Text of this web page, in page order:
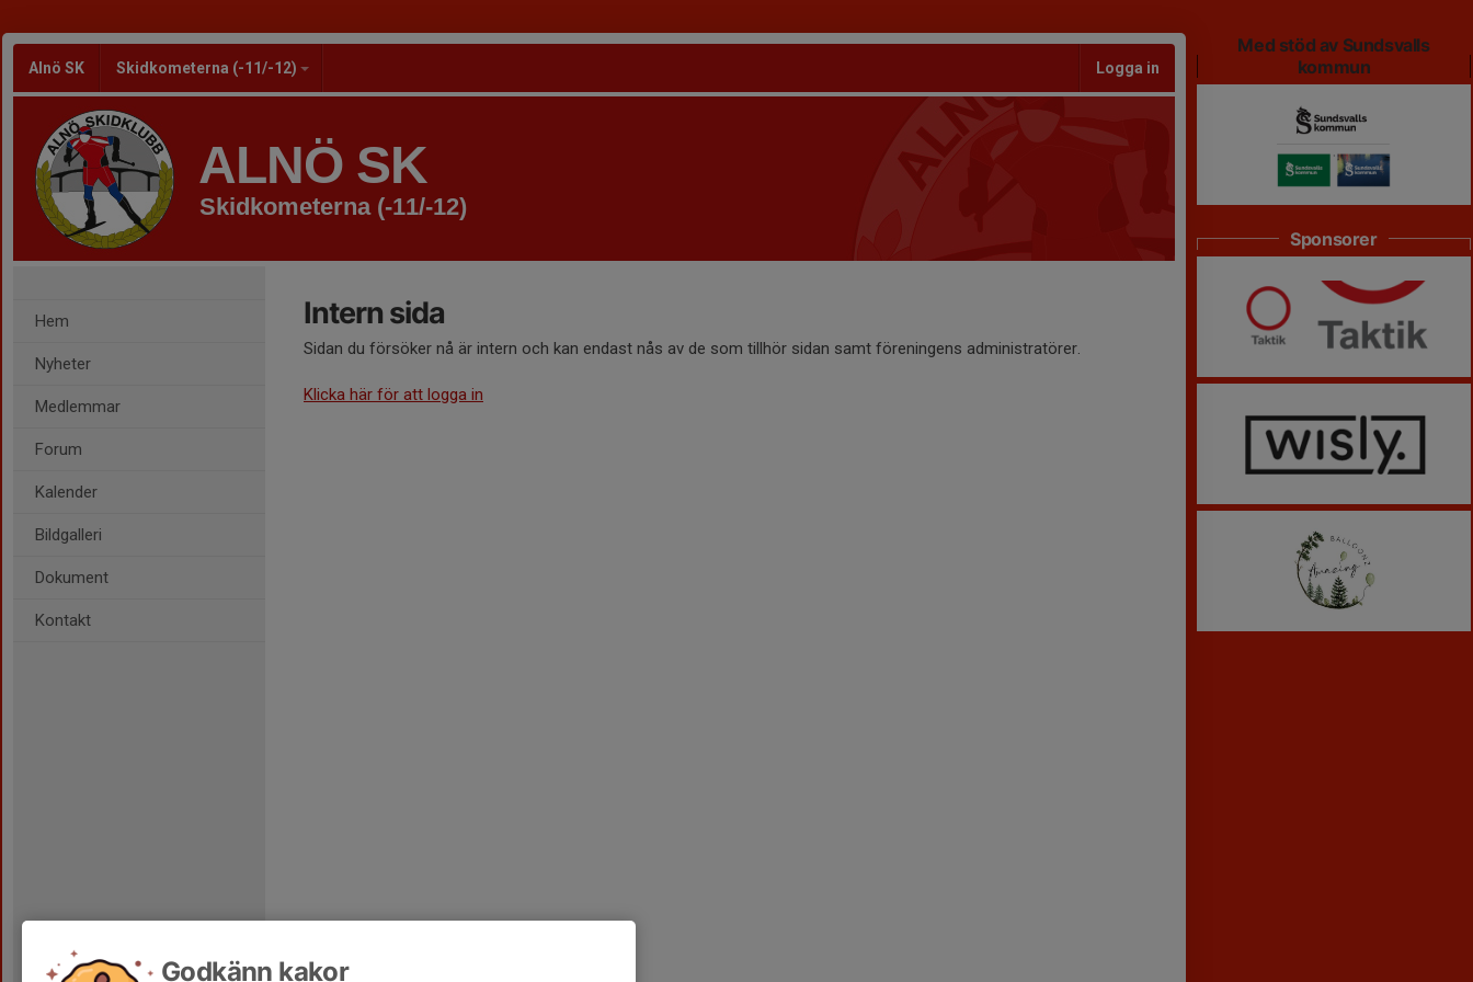
Alnö SK Skidkometerna (-11/-12) Logga in
ALNÖ SK
Skidkometerna (-11/-12)
Hem
Nyheter
Medlemmar
Forum
Kalender
Bildgalleri
Dokument
Kontakt
Intern sida
Sidan du försöker nå är intern och kan endast nås av de som tillhör sidan samt föreningens administratörer.
Klicka här för att logga in
Med stöd av Sundsvalls
kommun
Sponsorer
Godkänn kakor